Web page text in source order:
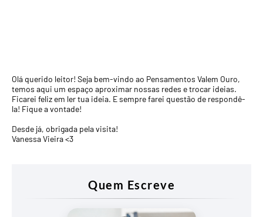
Olá querido leitor! Seja bem-vindo ao Pensamentos Valem Ouro,
temos aqui um espaço aproximar nossas redes e trocar ideias.
Ficarei feliz em ler tua ideia. E sempre farei questão de respondê-
la! Fique a vontade!
Desde já, obrigada pela visita!
Vanessa Vieira <3
Quem Escreve